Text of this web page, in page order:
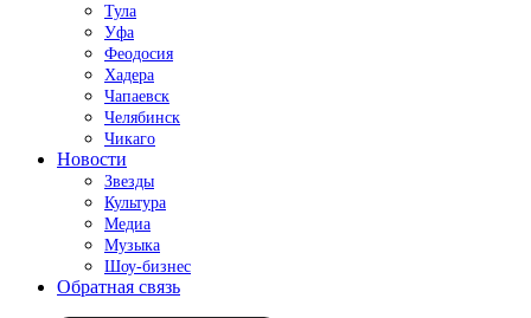
Тула
Уфа
Феодосия
Хадера
Чапаевск
Челябинск
Чикаго
Новости
Звезды
Культура
Медиа
Музыка
Шоу-бизнес
Обратная связь